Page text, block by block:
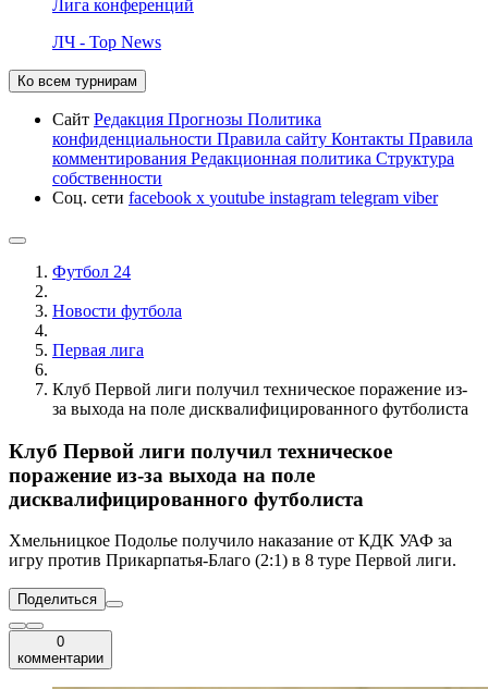
Лига конференций
ЛЧ - Top News
Ко всем турнирам
Сайт Редакция Прогнозы Политика
конфиденциальности Правила сайту Контакты Правила
комментирования Редакционная политика Структура
собственности
Соц. сети facebook x youtube instagram telegram viber
Футбол 24
Новости футбола
Первая лига
Клуб Первой лиги получил техническое поражение из-
за выхода на поле дисквалифицированного футболиста
Клуб Первой лиги получил техническое
поражение из-за выхода на поле
дисквалифицированного футболиста
Хмельницкое Подолье получило наказание от КДК УАФ за
игру против Прикарпатья-Благо (2:1) в 8 туре Первой лиги.
Поделиться
0
комментарии